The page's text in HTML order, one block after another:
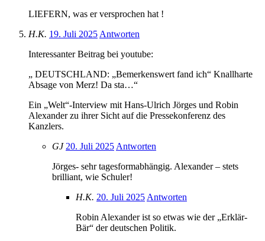
LIEFERN, was er versprochen hat !
H.K. 19. Juli 2025 Antworten
Interessanter Beitrag bei youtube:
„ DEUTSCHLAND: „Bemerkenswert fand ich“ Knallharte
Absage von Merz! Da sta…“
Ein „Welt“-Interview mit Hans-Ulrich Jörges und Robin
Alexander zu ihrer Sicht auf die Pressekonferenz des
Kanzlers.
GJ 20. Juli 2025 Antworten
Jörges- sehr tagesformabhängig. Alexander – stets
brilliant, wie Schuler!
H.K. 20. Juli 2025 Antworten
Robin Alexander ist so etwas wie der „Erklär-
Bär“ der deutschen Politik.